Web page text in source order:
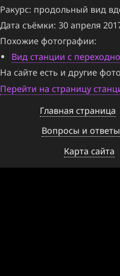
Ракурс: продольный вид
Дата съёмки: 30 апреля
Похожие фотографии:
Вид станции с
На сайте есть и другие
Перейти на страницу
Главная страница
Вопросы и ответы
Карта сайта